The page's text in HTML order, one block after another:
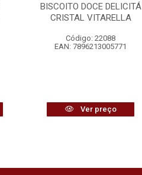
BISCOITO DOCE DELICITÁ
CRISTAL VITARELLA
Código: 22088
EAN: 7896213005771
Ver preço